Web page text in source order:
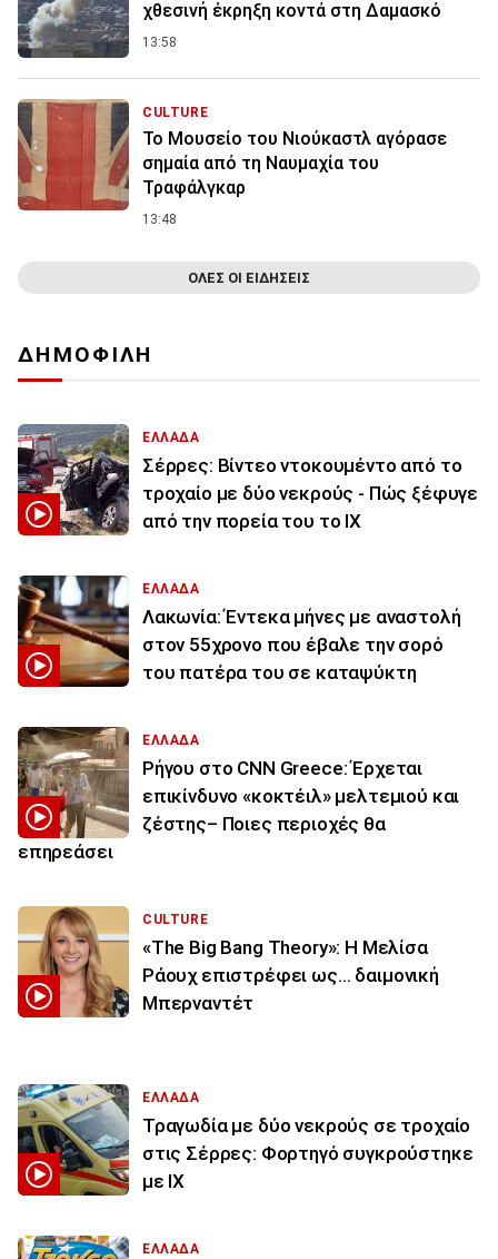
χθεσινή έκρηξη κοντά στη Δαμασκό
13:58
CULTURE
Το Μουσείο του Νιούκαστλ αγόρασε
σημαία από τη Ναυμαχία του
Τραφάλγκαρ
13:48
ΟΛΕΣ ΟΙ ΕΙΔΗΣΕΙΣ
ΔΗΜΟΦΙΛΗ
ΕΛΛΑΔΑ
Σέρρες: Βίντεο ντοκουμέντο από το
τροχαίο με δύο νεκρούς - Πώς ξέφυγε
από την πορεία του το ΙΧ
ΕΛΛΑΔΑ
Λακωνία: Έντεκα μήνες με αναστολή
στον 55χρονο που έβαλε την σορό
του πατέρα του σε καταψύκτη
ΕΛΛΑΔΑ
Ρήγου στο CNN Greece: Έρχεται
επικίνδυνο «κοκτέιλ» μελτεμιού και
ζέστης– Ποιες περιοχές θα
επηρεάσει
CULTURE
«The Big Bang Theory»: Η Μελίσα
Ράουχ επιστρέφει ως… δαιμονική
Μπερναντέτ
ΕΛΛΑΔΑ
Τραγωδία με δύο νεκρούς σε τροχαίο
στις Σέρρες: Φορτηγό συγκρούστηκε
με ΙΧ
ΕΛΛΑΔΑ